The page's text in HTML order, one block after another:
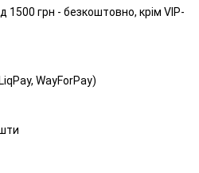
–
разом зв’язують воду в
підтримувати тривале
–підтримує відчуття м’якості
щоденний комфорт для шкіри.
–
походження; пом’якшує
1500 грн - безкоштовно, крім VIP-
WayForPay)